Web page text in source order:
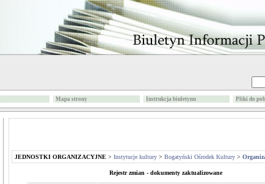
Mapa strony Instrukcja biuletynu Pliki do
JEDNOSTKI ORGANIZACYJNE > Instytucje kultury > Bogatyński Ośrodek Kultury >
Rejestr zmian - dokumenty zaktualizowane